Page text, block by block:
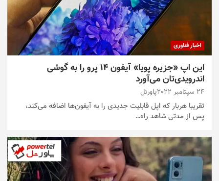
اخبار فناوری
این اپ «جزیره پویا» آیفون 14 پرو را به گوشی
اندرویدی‌تان می‌آورد
24 سپتامبر 2022 پاورتل
تقریبا هربار که اپل قابلیت جدیدی را به آیفون‌ها اضافه می‌کند،
پس از مدتی شاهد راه…